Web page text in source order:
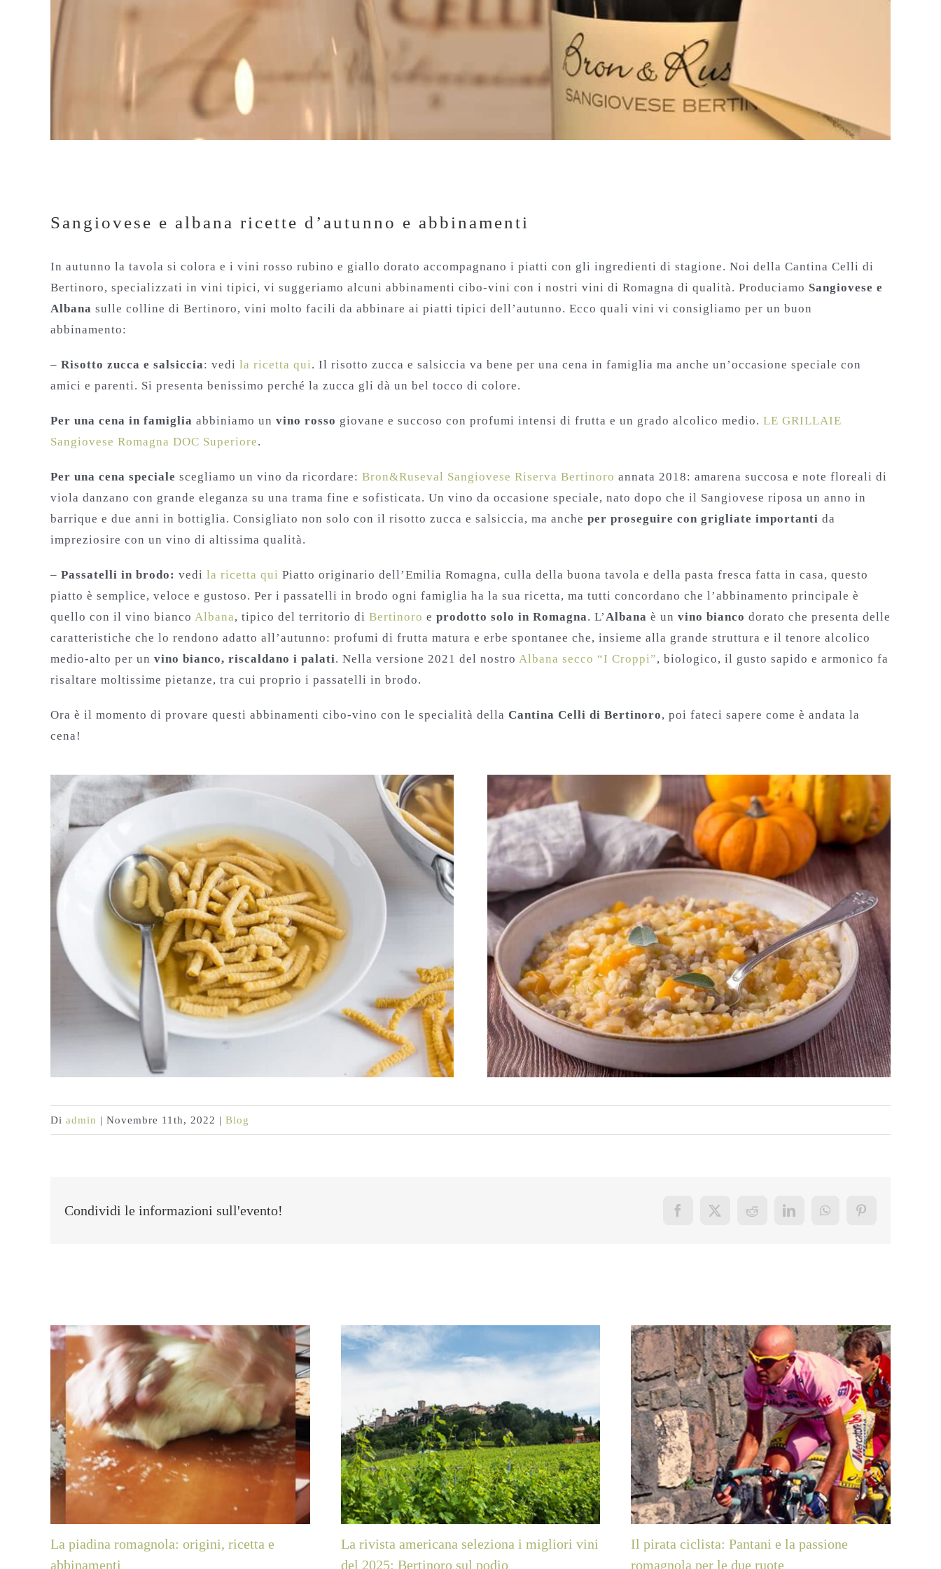
Sangiovese e albana ricette d’autunno e abbinamenti
In autunno la tavola si colora e i vini rosso rubino e giallo dorato accompagnano i piatti con gli ingredienti di stagione. Noi della Cantina Celli di
Bertinoro, specializzati in vini tipici, vi suggeriamo alcuni abbinamenti cibo-vini con i nostri vini di Romagna di qualità. Produciamo Sangiovese e
Albana sulle colline di Bertinoro, vini molto facili da abbinare ai piatti tipici dell’autunno. Ecco quali vini vi consigliamo per un buon
abbinamento:
– Risotto zucca e salsiccia: vedi la ricetta qui . Il risotto zucca e salsiccia va bene per una cena in famiglia ma anche un’occasione speciale con
amici e parenti. Si presenta benissimo perché la zucca gli dà un bel tocco di colore.
Per una cena in famiglia abbiniamo un vino rosso giovane e succoso con profumi intensi di frutta e un grado alcolico medio. LE GRILLAIE
Sangiovese Romagna DOC Superiore.
Per una cena speciale scegliamo un vino da ricordare: Bron&Ruseval Sangiovese Riserva Bertinoro annata 2018: amarena succosa e note floreali di
viola danzano con grande eleganza su una trama fine e sofisticata. Un vino da occasione speciale, nato dopo che il Sangiovese riposa un anno in
barrique e due anni in bottiglia. Consigliato non solo con il risotto zucca e salsiccia, ma anche per proseguire con grigliate importanti da
impreziosire con un vino di altissima qualità.
– Passatelli in brodo: vedi la ricetta qui Piatto originario dell’Emilia Romagna, culla della buona tavola e della pasta fresca fatta in casa, questo
piatto è semplice, veloce e gustoso. Per i passatelli in brodo ogni famiglia ha la sua ricetta, ma tutti concordano che l’abbinamento principale è
quello con il vino bianco Albana, tipico del territorio di Bertinoro e prodotto solo in Romagna. L’ Albana è un vino bianco dorato che presenta delle
caratteristiche che lo rendono adatto all’autunno: profumi di frutta matura e erbe spontanee che, insieme alla grande struttura e il tenore alcolico
medio-alto per un vino bianco, riscaldano i palati. Nella versione 2021 del nostro Albana secco “I Croppi”, biologico, il gusto sapido e armonico fa
risaltare moltissime pietanze, tra cui proprio i passatelli in brodo.
Ora è il momento di provare questi abbinamenti cibo-vino con le specialità della Cantina Celli di Bertinoro, poi fateci sapere come è andata la
cena!
Di admin | Novembre 11th, 2022 | Blog
Condividi le informazioni sull'evento! Facebook
X RedditLinkedInWhatsAppPinterest
La piadina romagnola: origini, ricetta e
abbinamenti
La rivista americana seleziona i migliori vini
del 2025: Bertinoro sul podio
Il pirata ciclista: Pantani e la passione
romagnola per le due ruote